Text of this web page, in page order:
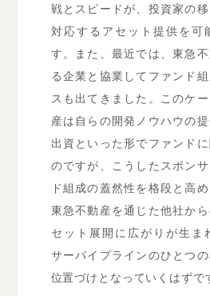
戦とスピードが、投資家の
対応するアセット提供を可
す。また、最近では、東急
る企業と協業してファンド
スも出てきました。このケ
産は自らの開発ノウハウの
出資といった形でファンド
のですが、こうしたスポン
ド組成の蓋然性を格段と高
東急不動産を通じた他社か
セット展開に広がりが生ま
サーパイプラインのひとつ
位置づけとなっていくはずで